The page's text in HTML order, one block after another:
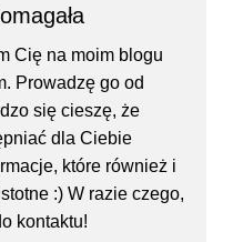
Cię na moim blogu
Prowadzę go od
się cieszę, że
dla Ciebie
które również i
:) W razie czego,
kontaktu!